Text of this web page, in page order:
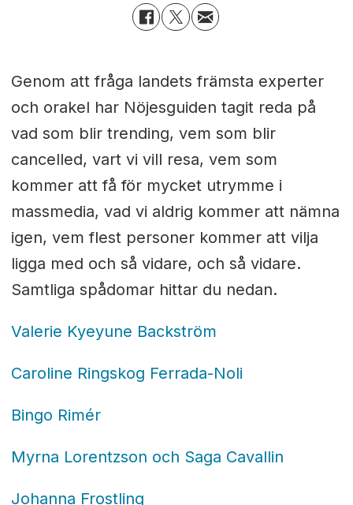
Genom att fråga landets främsta experter
och orakel har Nöjesguiden tagit reda på
vad som blir trending, vem som blir
cancelled, vart vi vill resa, vem som
kommer att få för mycket utrymme i
massmedia, vad vi aldrig kommer att nämna
igen, vem flest personer kommer att vilja
ligga med och så vidare, och så vidare.
Samtliga spådomar hittar du nedan.
Valerie Kyeyune Backström
Caroline Ringskog Ferrada-Noli
Bingo Rimér
Myrna Lorentzson och Saga Cavallin
Johanna Frostling